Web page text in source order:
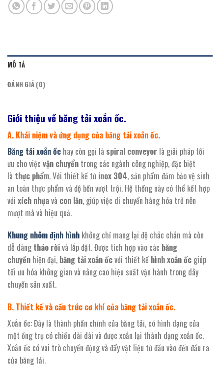
MÔ TẢ
ĐÁNH GIÁ (0)
Giới thiệu về băng tải xoắn ốc.
A. Khái niệm và ứng dụng của băng tải xoắn ốc.
Băng tải xoắn ốc hay còn gọi là spiral conveyor là giải pháp tối
ưu cho việc vận chuyển trong các ngành công nghiệp, đặc biệt
là thực phẩm. Với thiết kế từ inox 304, sản phẩm đảm bảo vệ sinh
an toàn thực phẩm và độ bền vượt trội. Hệ thống này có thể kết hợp
với xích nhựavà con lăn, giúp việc di chuyển hàng hóa trở nên
mượt mà và hiệu quả.
Khung nhôm định hình không chỉ mang lại độ chắc chắn mà còn
dễ dàng tháo rờivà lắp đặt. Được tích hợp vào các băng
chuyền hiện đại, băng tải xoắn ốcvới thiết kếhình xoắn ốc giúp
tối ưu hóa không gian và nâng cao hiệu suất vận hành trong dây
chuyền sản xuất.
B. Thiết kế và cấu trúc cơ khí của băng tải xoắn ốc.
Xoắn ốc: Đây là thành phần chính của băng tải, có hình dạng của
một ống trụ có chiều dài dài và được xoắn lại thành dạng xoắn ốc.
Xoắn ốc có vai trò chuyển động và đẩy vật liệu từ đầu vào đến đầu ra
của băng tải.